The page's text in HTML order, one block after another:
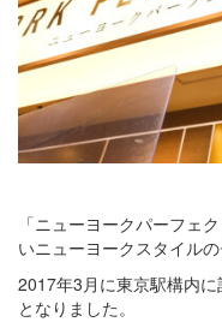
「ニューヨークパーフェ
いニューヨークスタイルの
2017年3月に東京駅構内
となりました。